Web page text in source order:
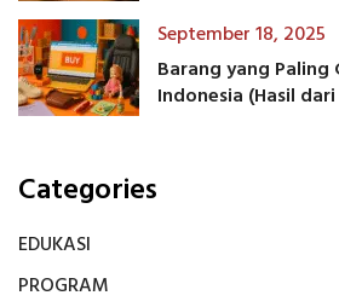
September 18, 2025
Barang yang Paling
Indonesia (Hasil
Categories
EDUKASI
PROGRAM